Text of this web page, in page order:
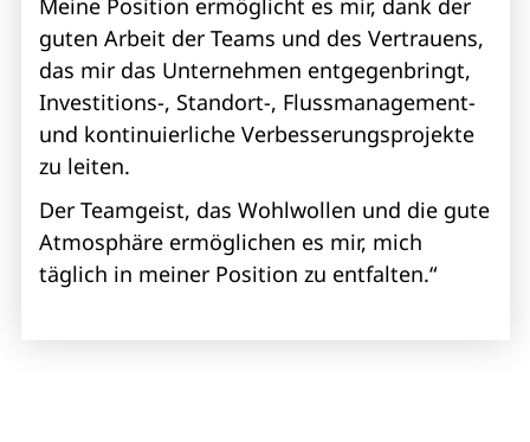
Meine Position ermöglicht es mir, dank der
guten Arbeit der Teams und des Vertrauens,
das mir das Unternehmen entgegenbringt,
Investitions-, Standort-, Flussmanagement-
und kontinuierliche Verbesserungsprojekte
zu leiten.
Der Teamgeist, das Wohlwollen und die gute
Atmosphäre ermöglichen es mir, mich
täglich in meiner Position zu entfalten.“